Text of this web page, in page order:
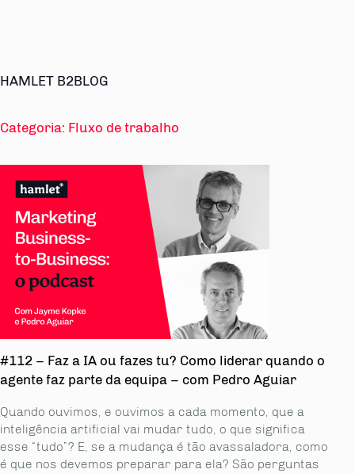
HAMLET B2BLOG
Categoria: Fluxo de trabalho
#112 – Faz a IA ou fazes tu? Como liderar quando o
agente faz parte da equipa – com Pedro Aguiar
Quando ouvimos, e ouvimos a cada momento, que a
inteligência artificial vai mudar tudo, o que significa
esse “tudo”? E, se a mudança é tão avassaladora, como
é que nos devemos preparar para ela? São perguntas